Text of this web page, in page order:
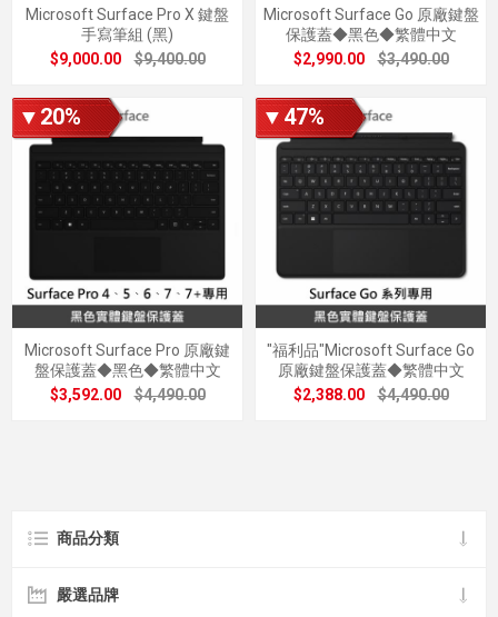
Microsoft Surface Pro X 鍵盤
手寫筆組 (黑)
$9,000.00
$9,400.00
Microsoft Surface Go 原廠鍵盤
保護蓋◆黑色◆繁體中文
$2,990.00
$3,490.00
▼20%
Microsoft Surface Pro 原廠鍵
盤保護蓋◆黑色◆繁體中文
$3,592.00
$4,490.00
▼47%
"福利品"Microsoft Surface Go
原廠鍵盤保護蓋◆繁體中文
$2,388.00
$4,490.00
商品分類
嚴選品牌